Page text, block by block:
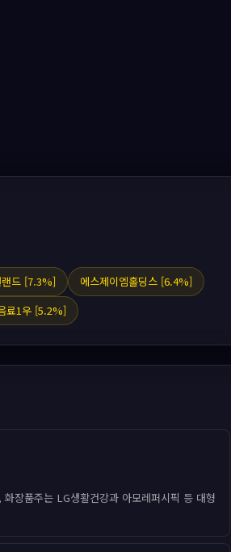
드 [7.3%]
에스제이엠홀딩스 [6.4%]
료1우 [5.2%]
장품주는 LG생활건강과 아모레퍼시픽 등 대형